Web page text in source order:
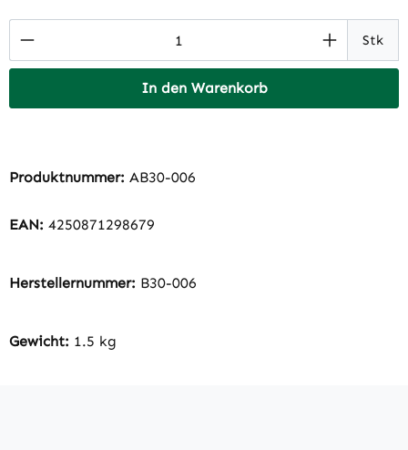
Produkt Anzahl: Gib den gewünschtenStk
In den Warenkorb
Produktnummer: AB30-006
EAN: 4250871298679
Herstellernummer: B30-006
Gewicht: 1.5 kg